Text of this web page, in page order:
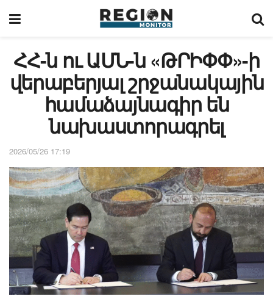
ՀՀ-ն ու ԱՄՆ-ն «ԹՐԻՓՓ»-ի
վերաբերյալ շրջանակային
համաձայնագիր են
նախաստորագրել
2026/05/26 17:19